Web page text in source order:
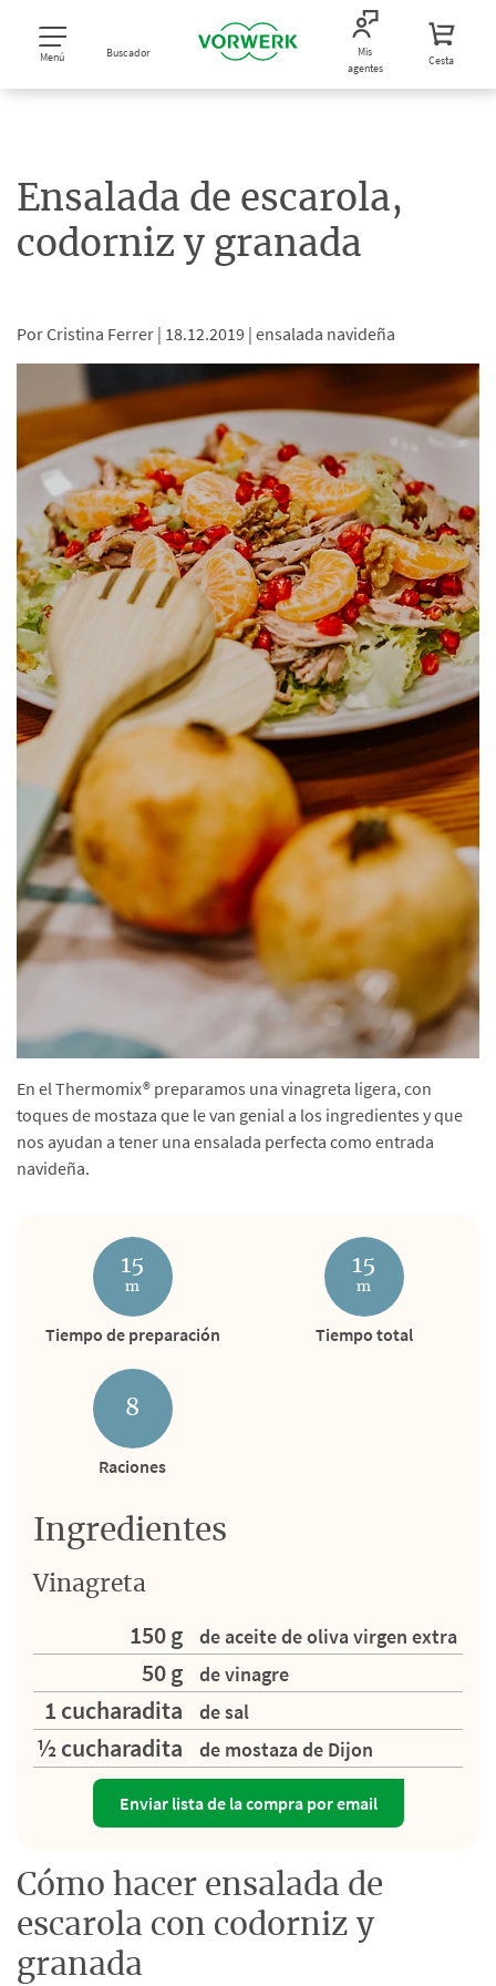
Menú Buscador
Mis
agentes
Cesta
Ensalada de escarola,
codorniz y granada
Por Cristina Ferrer | 18.12.2019 | ensalada navideña
En el Thermomix® preparamos una vinagreta ligera, con
toques de mostaza que le van genial a los ingredientes y que
nos ayudan a tener una ensalada perfecta como entrada
navideña.
15
m
Tiempo de preparación
15
m
Tiempo total
8
Raciones
Ingredientes
Vinagreta
150 g de aceite de oliva virgen extra
50 g de vinagre
1 cucharadita de sal
½ cucharadita de mostaza de Dijon
Enviar lista de la compra por email
Cómo hacer ensalada de
escarola con codorniz y
granada